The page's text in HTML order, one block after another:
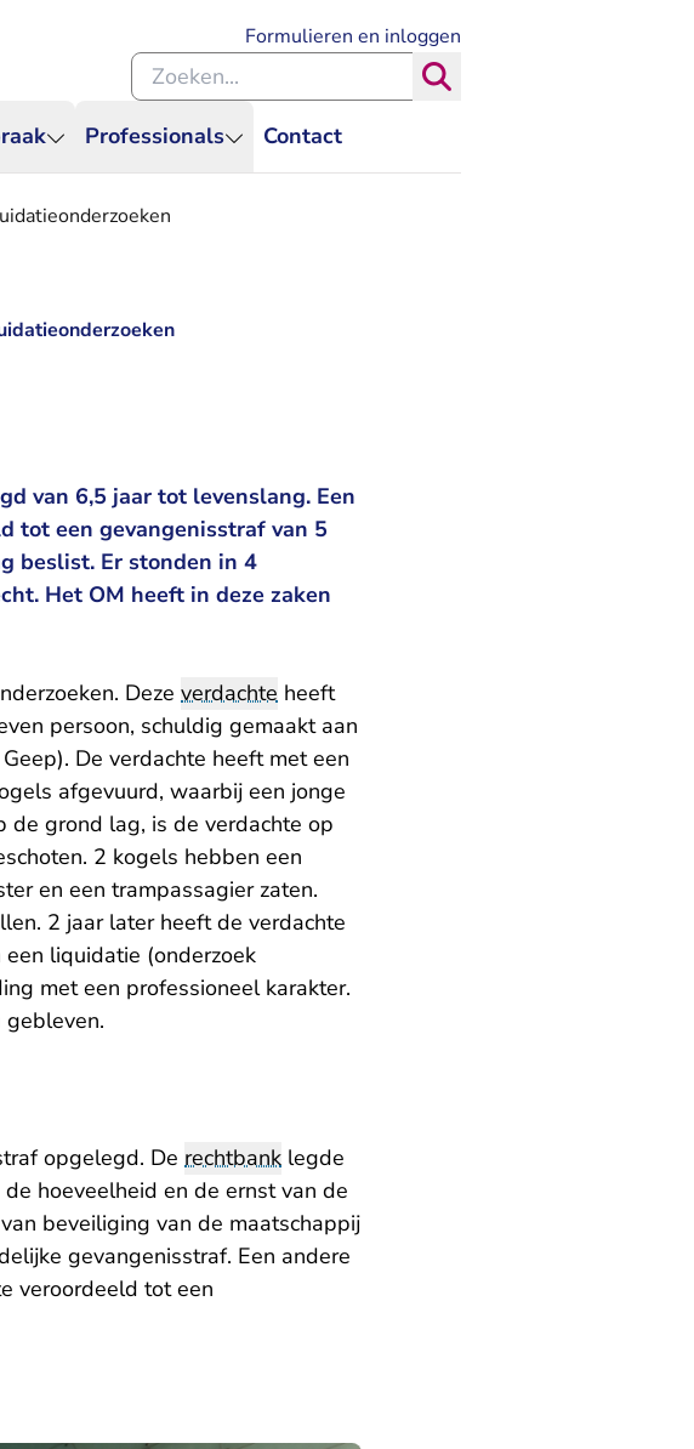
Professionals Contact
Formulieren en inloggen
Zoeken binnen de Rechtspraak
van 6,5 jaar tot levenslang. Een
tot een gevangenisstraf van 5
beslist. Er stonden in 4
Het OM heeft in deze zaken
Deze verdachte heeft
persoon, schuldig gemaakt aan
De verdachte heeft met een
afgevuurd, waarbij een jonge
de grond lag, is de verdachte op
2 kogels hebben een
en een trampassagier zaten.
2 jaar later heeft de verdachte
liquidatie (onderzoek
met een professioneel karakter.
opgelegd. De rechtbank legde
hoeveelheid en de ernst van de
beveiliging van de maatschappij
gevangenisstraf. Een andere
veroordeeld tot een